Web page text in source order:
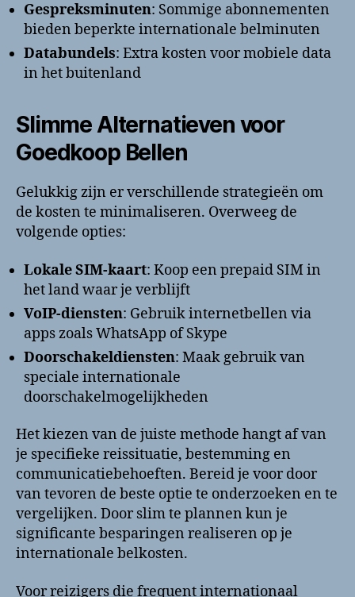
Gespreksminuten: Sommige abonnementen
bieden beperkte internationale belminuten
Databundels: Extra kosten voor mobiele data
in het buitenland
Slimme Alternatieven voor
Goedkoop Bellen
Gelukkig zijn er verschillende strategieën om
de kosten te minimaliseren. Overweeg de
volgende opties:
Lokale SIM-kaart: Koop een prepaid SIM in
het land waar je verblijft
VoIP-diensten: Gebruik internetbellen via
apps zoals WhatsApp of Skype
Doorschakeldiensten: Maak gebruik van
speciale internationale
doorschakelmogelijkheden
Het kiezen van de juiste methode hangt af van
je specifieke reissituatie, bestemming en
communicatiebehoeften. Bereid je voor door
van tevoren de beste optie te onderzoeken en te
vergelijken. Door slim te plannen kun je
significante besparingen realiseren op je
internationale belkosten.
Voor reizigers die frequent internationaal